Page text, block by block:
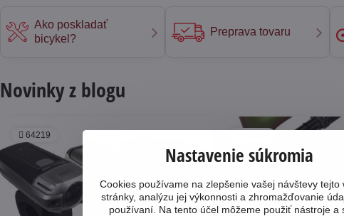
Novinky z blogu
64219
Ako poskladať
bicykel?
Preprava tovaru
Nastavenie súkromia
Cookies používame na zlepšenie vašej návštevy tejto
stránky, analýzu jej výkonnosti a zhromažďovanie
používaní. Na tento účel môžeme použiť nástroje a